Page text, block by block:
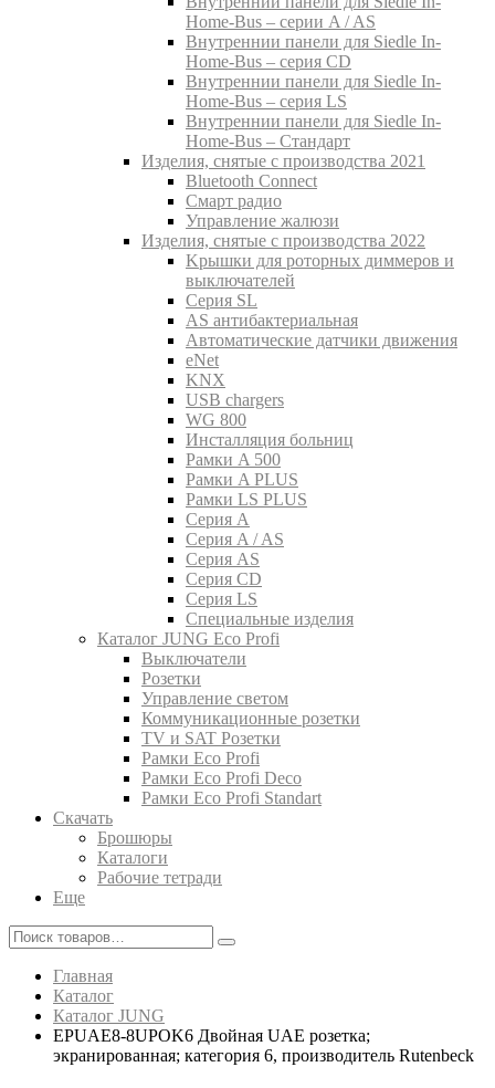
Home-Bus – серии A / AS
Внутреннии панели для Siedle In-
Home-Bus – серия CD
Внутреннии панели для Siedle In-
Home-Bus – серия LS
Внутреннии панели для Siedle In-
Home-Bus – Стандарт
Изделия, снятые с производства 2021
Bluetooth Connect
Смарт радио
Управление жалюзи
Изделия, снятые с производства 2022
Kрышки для роторных диммеров и
выключателей
Серия SL
AS антибактериальная
Aвтоматические датчики движения
eNet
KNX
USB chargers
WG 800
Инсталляция больниц
Рамки A 500
Рамки A PLUS
Рамки LS PLUS
Серия A
Серия A / AS
Серия AS
Серия CD
Серия LS
Специальные изделия
Каталог JUNG Eco Profi
Выключатели
Розетки
Управление светом
Коммуникационные розетки
TV и SAT Розетки
Рамки Eco Profi
Рамки Eco Profi Deco
Рамки Eco Profi Standart
Скачать
Брошюры
Каталоги
Рабочие тетради
Еще
Главная
Каталог
Каталог JUNG
EPUAE8-8UPOK6 Двойная UAE розетка;
экранированная; категория 6, производитель Rutenbeck